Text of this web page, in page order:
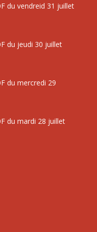
du vendreid 31 juillet
du jeudi 30 juillet
du mercredi 29
du mardi 28 juillet